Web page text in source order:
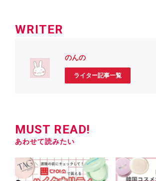
WRITER
のんの
ライター記事一覧
MUST READ!
あわせて読みたい